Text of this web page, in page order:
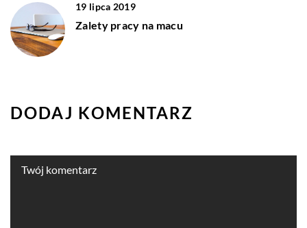
19 lipca 2019
Zalety pracy na macu
DODAJ KOMENTARZ